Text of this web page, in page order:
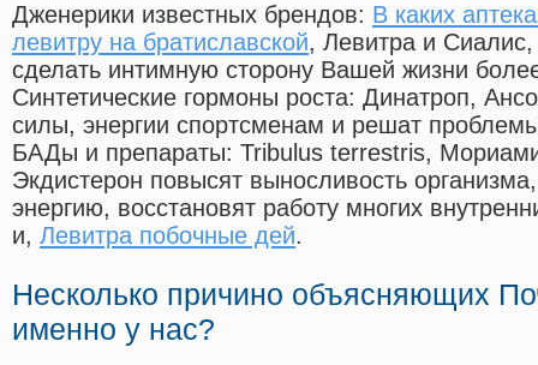
Дженерики известных брендов: В каких
левитру на братиславской, Левитра и
сделать интимную сторону Вашей жизни
Синтетические гормоны роста: Динатроп,
силы, энергии спортсменам и решат
БАДы и препараты: Tribulus terrestris,
Экдистерон повысят выносливость
энергию, восстановят работу многих
и, Левитра побочные дей.
Несколько причино объясняющих
именно у нас?